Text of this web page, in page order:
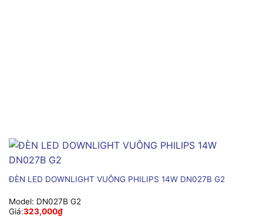
ĐÈN LED DOWNLIGHT VUÔNG PHILIPS 14W DN027B G2
Model: DN027B G2
Giá:323,000₫